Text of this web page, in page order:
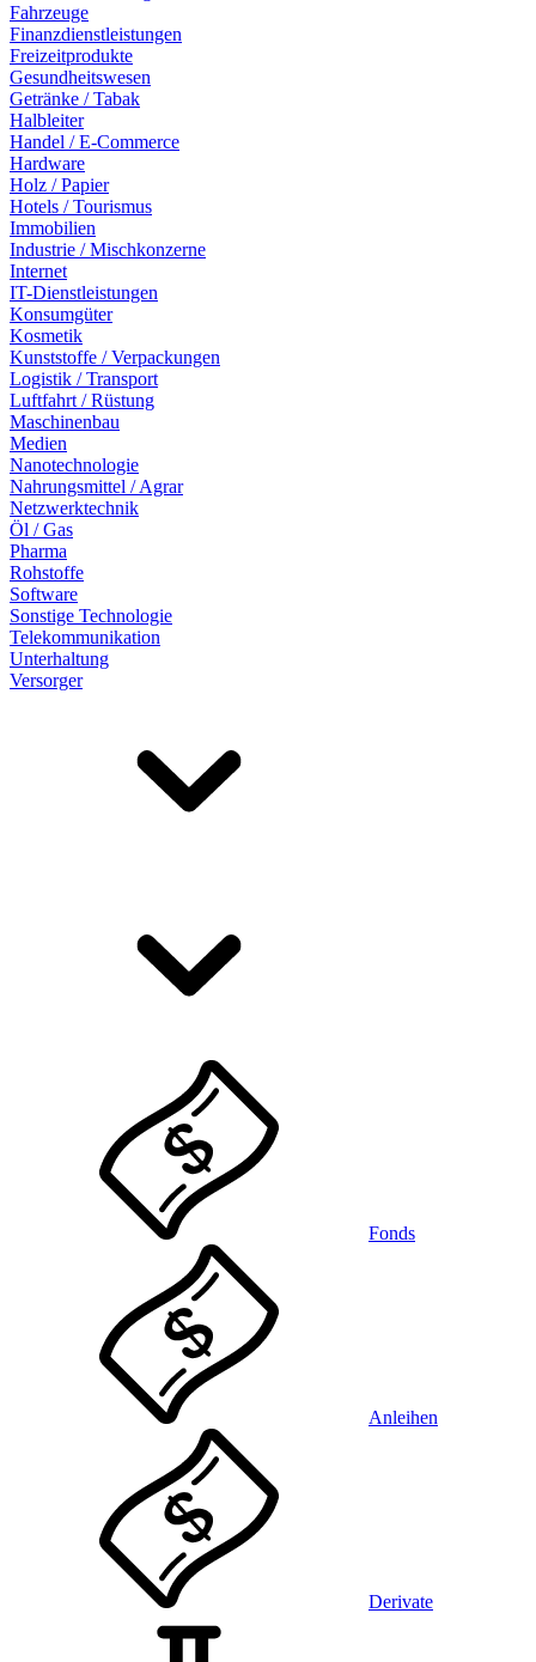
Fahrzeuge
Finanzdienstleistungen
Freizeitprodukte
Gesundheitswesen
Getränke / Tabak
Halbleiter
Handel / E-Commerce
Hardware
Holz / Papier
Hotels / Tourismus
Immobilien
Industrie / Mischkonzerne
Internet
IT-Dienstleistungen
Konsumgüter
Kosmetik
Kunststoffe / Verpackungen
Logistik / Transport
Luftfahrt / Rüstung
Maschinenbau
Medien
Nanotechnologie
Nahrungsmittel / Agrar
Netzwerktechnik
Öl / Gas
Pharma
Rohstoffe
Software
Sonstige Technologie
Telekommunikation
Unterhaltung
Versorger
Fonds
Anleihen
Derivate